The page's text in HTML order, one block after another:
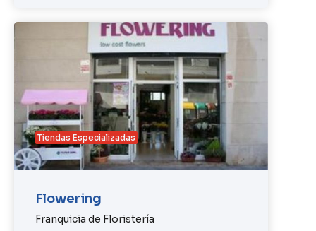
Tiendas Especializadas
Flowering
Franquicia de Floristería